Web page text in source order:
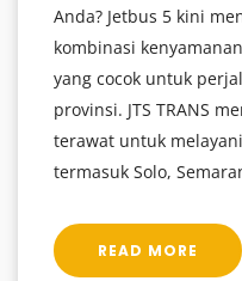
Anda? Jetbus 5 kini
kombinasi
yang cocok untuk
provinsi. JTS TRANS
terawat untuk
termasuk Solo,
READ MORE